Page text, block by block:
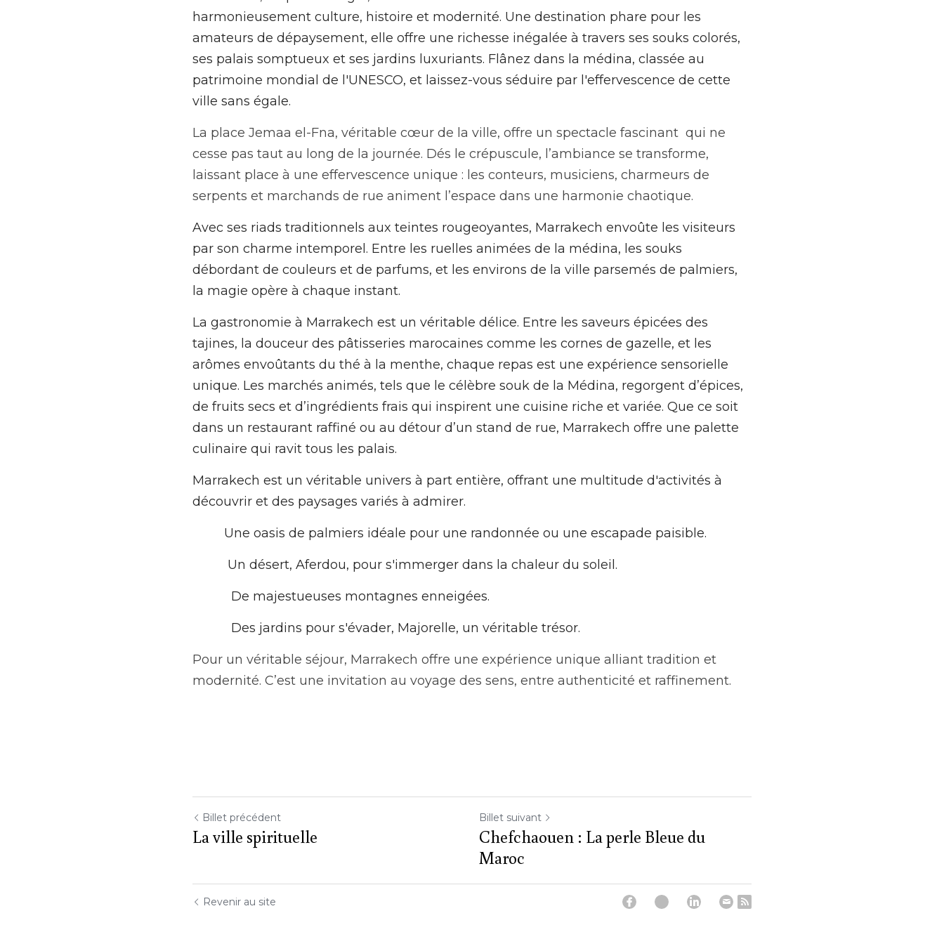
harmonieusement culture, histoire et modernité. Une destination phare pour les
amateurs de dépaysement, elle offre une richesse inégalée à travers ses souks colorés,
ses palais somptueux et ses jardins luxuriants. Flânez dans la médina, classée au
patrimoine mondial de l'UNESCO, et laissez-vous séduire par l'effervescence de cette
ville sans égale.
La place Jemaa el-Fna, véritable cœur de la ville, offre un spectacle fascinant  qui ne
cesse pas taut au long de la journée. Dés le crépuscule, l’ambiance se transforme,
laissant place à une effervescence unique : les conteurs, musiciens, charmeurs de
serpents et marchands de rue animent l’espace dans une harmonie chaotique.
Avec ses riads traditionnels aux teintes rougeoyantes, Marrakech envoûte les visiteurs
par son charme intemporel. Entre les ruelles animées de la médina, les souks
débordant de couleurs et de parfums, et les environs de la ville parsemés de palmiers,
la magie opère à chaque instant.
La gastronomie à Marrakech est un véritable délice. Entre les saveurs épicées des
tajines, la douceur des pâtisseries marocaines comme les cornes de gazelle, et les
arômes envoûtants du thé à la menthe, chaque repas est une expérience sensorielle
unique. Les marchés animés, tels que le célèbre souk de la Médina, regorgent d’épices,
de fruits secs et d’ingrédients frais qui inspirent une cuisine riche et variée. Que ce soit
dans un restaurant raffiné ou au détour d’un stand de rue, Marrakech offre une palette
culinaire qui ravit tous les palais.
Marrakech est un véritable univers à part entière, offrant une multitude d'activités à
découvrir et des paysages variés à admirer.
         Une oasis de palmiers idéale pour une randonnée ou une escapade paisible.
          Un désert, Aferdou, pour s'immerger dans la chaleur du soleil.
           De majestueuses montagnes enneigées.
           Des jardins pour s'évader, Majorelle, un véritable trésor.
Pour un véritable séjour, Marrakech offre une expérience unique alliant tradition et
modernité. C’est une invitation au voyage des sens, entre authenticité et raffinement.
Billet précédent
La ville spirituelle
Billet suivant
Chefchaouen : La perle Bleue du
Maroc
Revenir au site